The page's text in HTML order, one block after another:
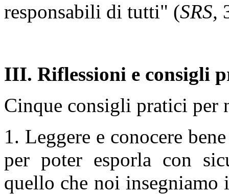
responsabili di tutti" (SRS,
III. Riflessioni e consigli
Cinque consigli pratici per
1. Leggere e conocere
per poter esporla con
quello che noi insegniamo